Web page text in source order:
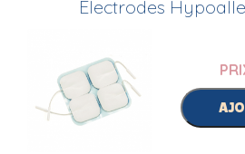
Electrodes